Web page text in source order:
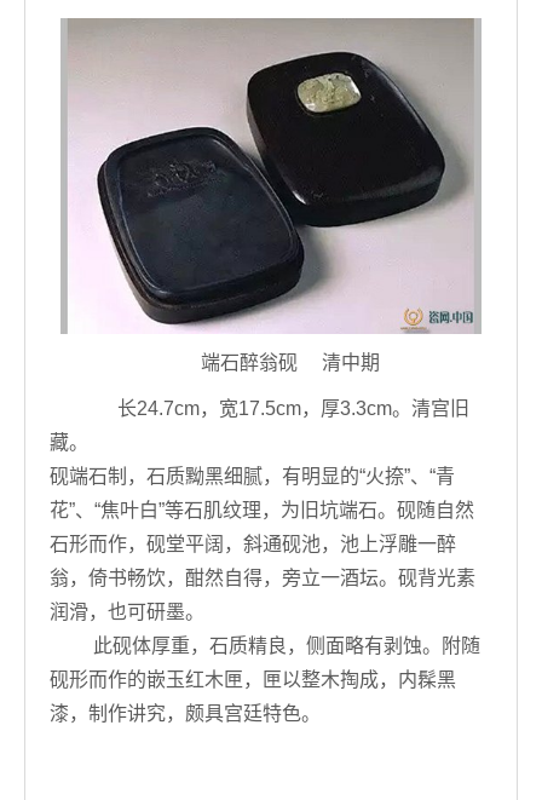
端石醉翁砚 清中期
长24.7cm，宽17.5cm，厚3.3cm。清宫旧
藏。
砚端石制，石质黝黑细腻，有明显的“火捺”、“青
花”、“焦叶白”等石肌纹理，为旧坑端石。砚随自然
石形而作，砚堂平阔，斜通砚池，池上浮雕一醉
翁，倚书畅饮，酣然自得，旁立一酒坛。砚背光素
润滑，也可研墨。
此砚体厚重，石质精良，侧面略有剥蚀。附随
砚形而作的嵌玉红木匣，匣以整木掏成，内髹黑
漆，制作讲究，颇具宫廷特色。